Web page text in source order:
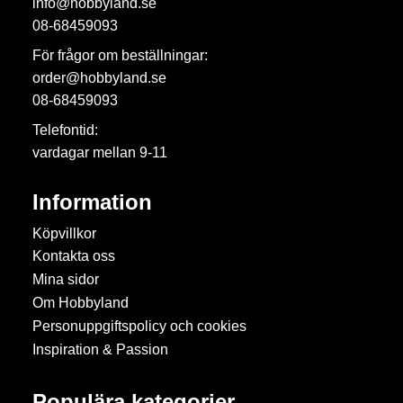
info@hobbyland.se
08-68459093
För frågor om beställningar:
order@hobbyland.se
08-68459093
Telefontid:
vardagar mellan 9-11
Information
Köpvillkor
Kontakta oss
Mina sidor
Om Hobbyland
Personuppgiftspolicy och cookies
Inspiration & Passion